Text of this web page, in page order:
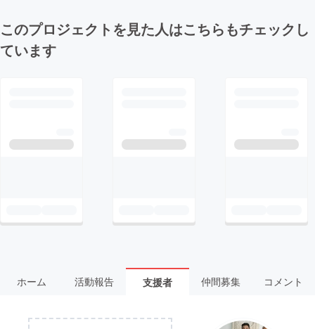
このプロジェクトを見た人はこちらもチェックし
ています
ホーム 活動報告 支援者 仲間募集 コメント